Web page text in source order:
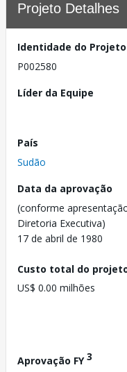
Projeto Detalhes
Identidade do Projeto
P002580
Líder da Equipe
País
Sudão
Data da aprovação
(conforme
Diretoria Executiva)
17 de abril de 1980
Custo total do
US$ 0.00 milhões
Aprovação FY3